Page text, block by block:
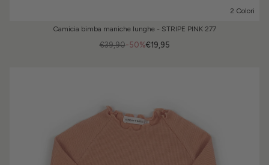
2 Colori
Camicia bimba maniche lunghe - STRIPE PINK 277
-50%
€39,90 €19,95